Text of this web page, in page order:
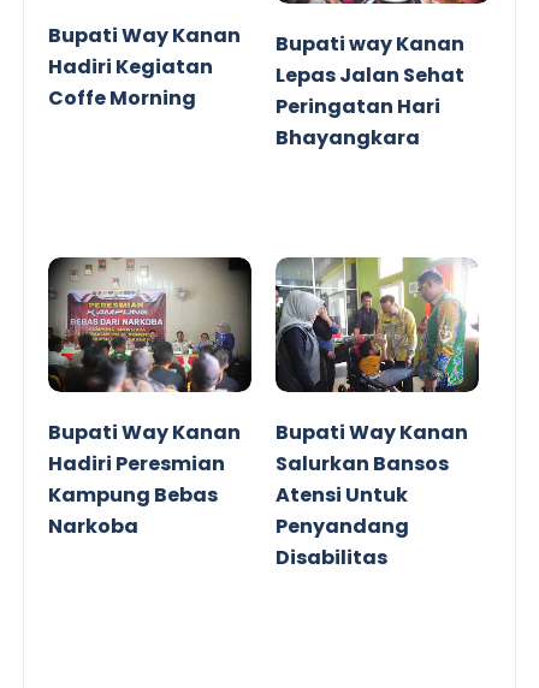
Bupati Way Kanan
Hadiri Kegiatan
Coffe Morning
Bupati way Kanan
Lepas Jalan Sehat
Peringatan Hari
Bhayangkara
Bupati Way Kanan
Hadiri Peresmian
Kampung Bebas
Narkoba
Bupati Way Kanan
Salurkan Bansos
Atensi Untuk
Penyandang
Disabilitas